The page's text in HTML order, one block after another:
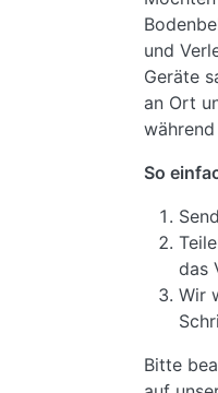
und
Geräte
an Ort
So
das
Wir
Bitte